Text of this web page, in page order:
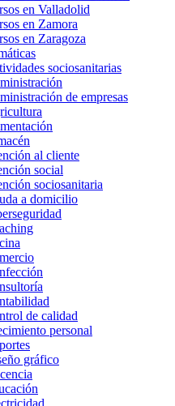
en Valladolid
en Zamora
en Zaragoza
sociosanitarias
de empresas
al cliente
social
sociosanitaria
a domicilio
de calidad
personal
gráfico